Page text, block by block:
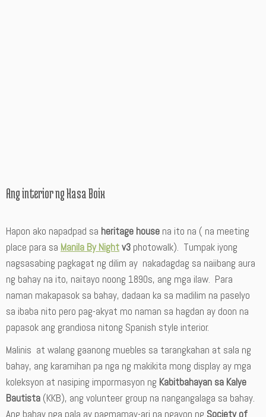
Ang interior ng Kasa Boix
Hapon ako napadpad sa heritage house na ito na ( na meeting
place para sa Manila By Nightv3 photowalk). Tumpak iyong
nagsasabing pagkagat ng dilim ay nakadagdag sa naiibang aura
ng bahay na ito, naitayo noong 1890s, ang mga ilaw. Para
naman makapasok sa bahay, dadaan ka sa madilim na paselyo
sa ibaba nito pero pag-akyat mo naman sa hagdan ay doon na
papasok ang grandiosa nitong Spanish style interior.
Malinis at walang gaanong muebles sa tarangkahan at sala ng
bahay, ang karamihan pa nga ng makikita mong display ay mga
koleksyon at nasiping impormasyon ng Kabitbahayan sa Kalye
Bautista (KKB), ang volunteer group na nangangalaga sa bahay.
Ang bahay nga pala ay pagmamay-ari na ngayon ng Society of